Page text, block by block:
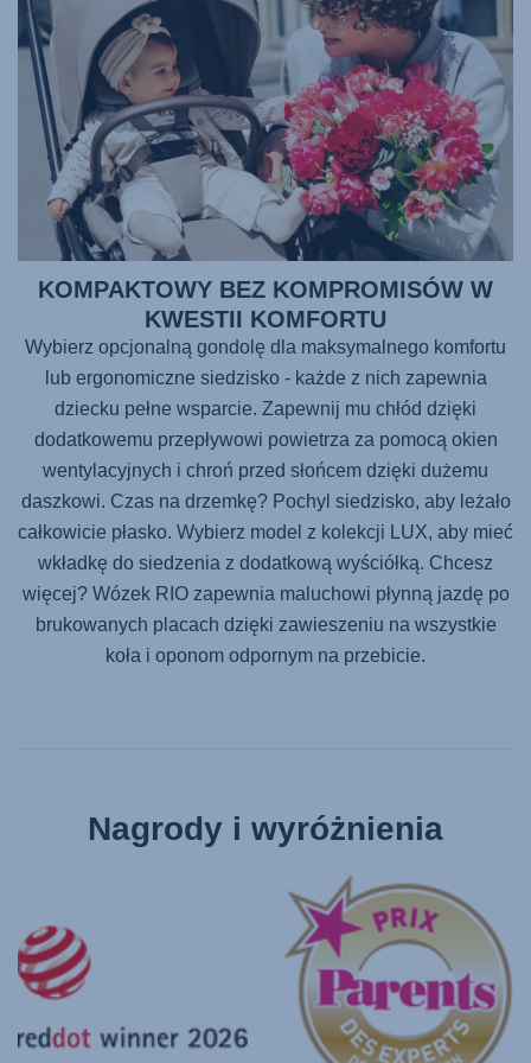
KOMPAKTOWY BEZ KOMPROMISÓW W
KWESTII KOMFORTU
Wybierz opcjonalną gondolę dla maksymalnego komfortu
lub ergonomiczne siedzisko - każde z nich zapewnia
dziecku pełne wsparcie. Zapewnij mu chłód dzięki
dodatkowemu przepływowi powietrza za pomocą okien
wentylacyjnych i chroń przed słońcem dzięki dużemu
daszkowi. Czas na drzemkę? Pochyl siedzisko, aby leżało
całkowicie płasko. Wybierz model z kolekcji LUX, aby mieć
wkładkę do siedzenia z dodatkową wyściółką. Chcesz
więcej? Wózek RIO zapewnia maluchowi płynną jazdę po
brukowanych placach dzięki zawieszeniu na wszystkie
koła i oponom odpornym na przebicie.
Nagrody i wyróżnienia